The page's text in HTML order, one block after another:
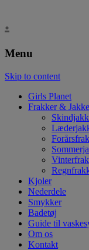
.
Menu
Skip to content
Girls Planet
Frakker &
Kjoler
Nederdele
Smykker
Badetøj
Guide til
Om os
Kontakt